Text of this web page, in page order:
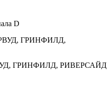
D
ГРИНФИЛД, РИВЕРСАЙД